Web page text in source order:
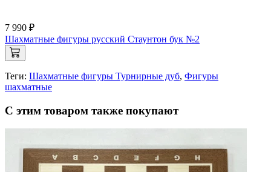
7 990 ₽
Шахматные фигуры русский Стаунтон бук №2
Теги: Шахматные фигуры Турнирные дуб, Фигуры
шахматные
С этим товаром также покупают